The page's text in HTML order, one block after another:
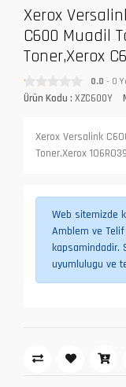
Xerox
C600 Muadil
Toner,Xerox
0.0 - 0
Ürün Kodu : XZC600Y
Xerox Versalink
Toner,Xerox
Web sitemizde
Amblem ve
kapsamindadir.
uyumlulugu ve